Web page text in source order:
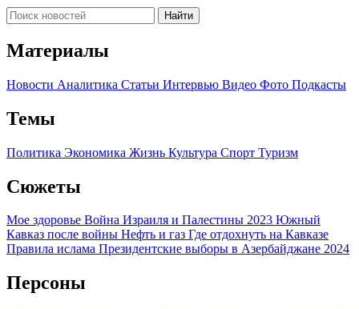
Найти
Материалы
Новости Аналитика Статьи Интервью Видео Фото Подкасты
Темы
Политика Экономика Жизнь Культура Спорт Туризм
Сюжеты
Мое здоровье Война Израиля и Палестины 2023 Южный
Кавказ после войны Нефть и газ Где отдохнуть на Кавказе
Правила ислама Президентские выборы в Азербайджане 2024
Персоны